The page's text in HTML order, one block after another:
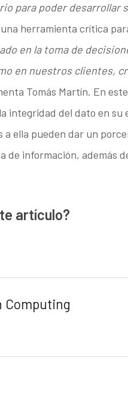
para poder desarrollar
herramienta crítica
en la toma de
en nuestros clientes,
Tomás Martín. En
integridad del dato en
ella pueden dar un
de información, además
artículo?
Computing